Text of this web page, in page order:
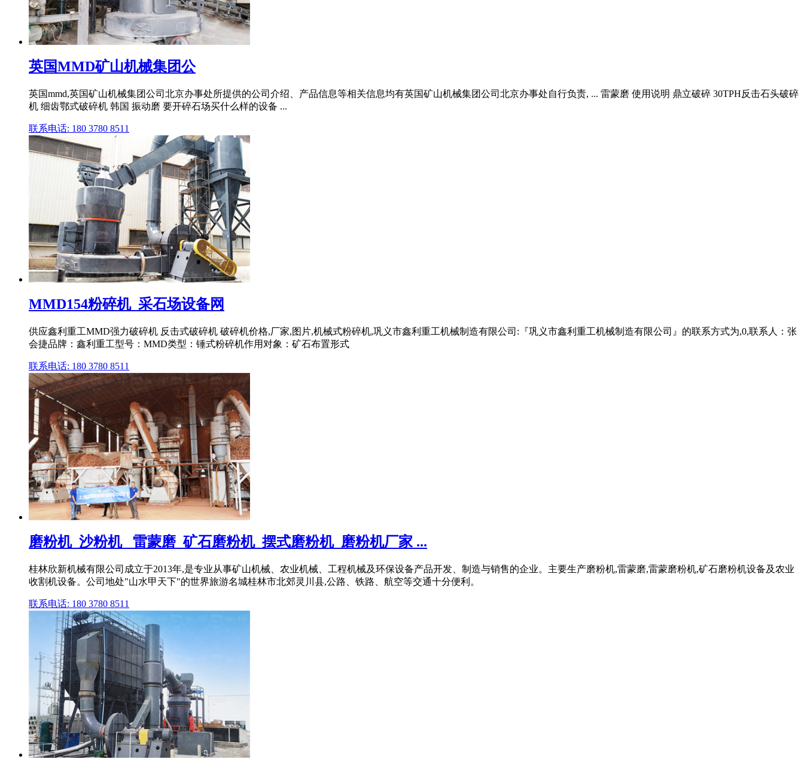
英国MMD矿山机械集团公
英国mmd,英国矿山机械集团公司北京办事处所提供的公司介绍、产品信息等相关信息均有英国矿山机械集团公司北京办事处自行负责, ... 雷蒙磨 使用说明 鼎立破碎 30TPH反击石头破碎
机 细齿鄂式破碎机 韩国 振动磨 要开碎石场买什么样的设备 ...
联系电话: 180 3780 8511
MMD154粉碎机_采石场设备网
供应鑫利重工MMD强力破碎机 反击式破碎机 破碎机价格,厂家,图片,机械式粉碎机,巩义市鑫利重工机械制造有限公司:『巩义市鑫利重工机械制造有限公司』的联系方式为,0,联系人：张
会捷品牌：鑫利重工型号：MMD类型：锤式粉碎机作用对象：矿石布置形式
联系电话: 180 3780 8511
磨粉机_沙粉机 _雷蒙磨_矿石磨粉机_摆式磨粉机_磨粉机厂家 ...
桂林欣新机械有限公司成立于2013年,是专业从事矿山机械、农业机械、工程机械及环保设备产品开发、制造与销售的企业。主要生产磨粉机,雷蒙磨,雷蒙磨粉机,矿石磨粉机设备及农业
收割机设备。公司地处"山水甲天下"的世界旅游名城桂林市北郊灵川县,公路、铁路、航空等交通十分便利。
联系电话: 180 3780 8511